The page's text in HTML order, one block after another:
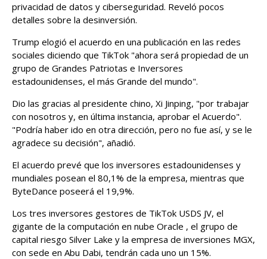
privacidad de datos y ciberseguridad. Reveló pocos
detalles sobre la desinversión.
Trump elogió el acuerdo en una publicación en las redes
sociales diciendo que TikTok "ahora será propiedad de un
grupo de Grandes Patriotas e ‍Inversores
estadounidenses, el más Grande del mundo".
Dio las gracias al presidente chino, Xi Jinping, "por trabajar
con nosotros y, en última instancia, aprobar el Acuerdo".
"Podría haber ido en otra dirección, pero no fue así, y se le
agradece su decisión", añadió.
El acuerdo prevé que los inversores estadounidenses y
mundiales ​posean el 80,1% de la empresa, mientras que
ByteDance poseerá el 19,9%.
Los tres inversores gestores de TikTok USDS JV, el
‌gigante de la computación en nube Oracle , el grupo de
capital riesgo Silver Lake y la empresa de inversiones MGX,
con sede en Abu Dabi, tendrán cada uno un 15%.